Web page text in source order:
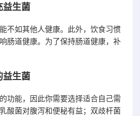
益生菌
不如其他人健康。此外，饮食习惯
肠道健康。为了保持肠道健康，补
益生菌
功能，因此你需要选择适合自己需
酸菌对腹泻和便秘有益；双歧杆菌